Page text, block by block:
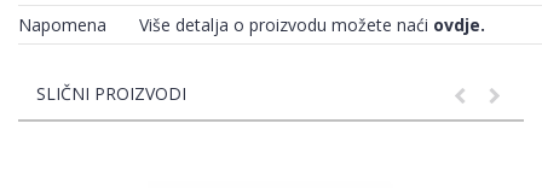
Napomena
Više detalja o proizvodu možete naći ovdje.
SLIČNI PROIZVODI